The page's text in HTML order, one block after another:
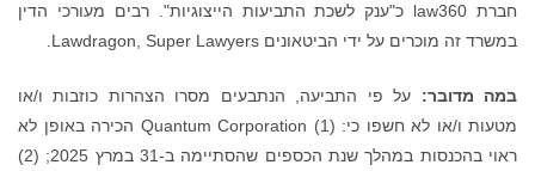
חברת law360 כ"ענק לשכת התביעות הייצוגיות". רבים מעורכי הדין
במשרד זה מוכרים על ידי הביטאונים Lawdragon, Super Lawyers.
במה מדובר: על פי התביעה, הנתבעים מסרו הצהרות כוזבות ו/או
מטעות ו/או לא חשפו כי: (1) Quantum Corporation הכירה באופן לא
ראוי בהכנסות במהלך שנת הכספים שהסתיימה ב-31 במרץ 2025; (2)